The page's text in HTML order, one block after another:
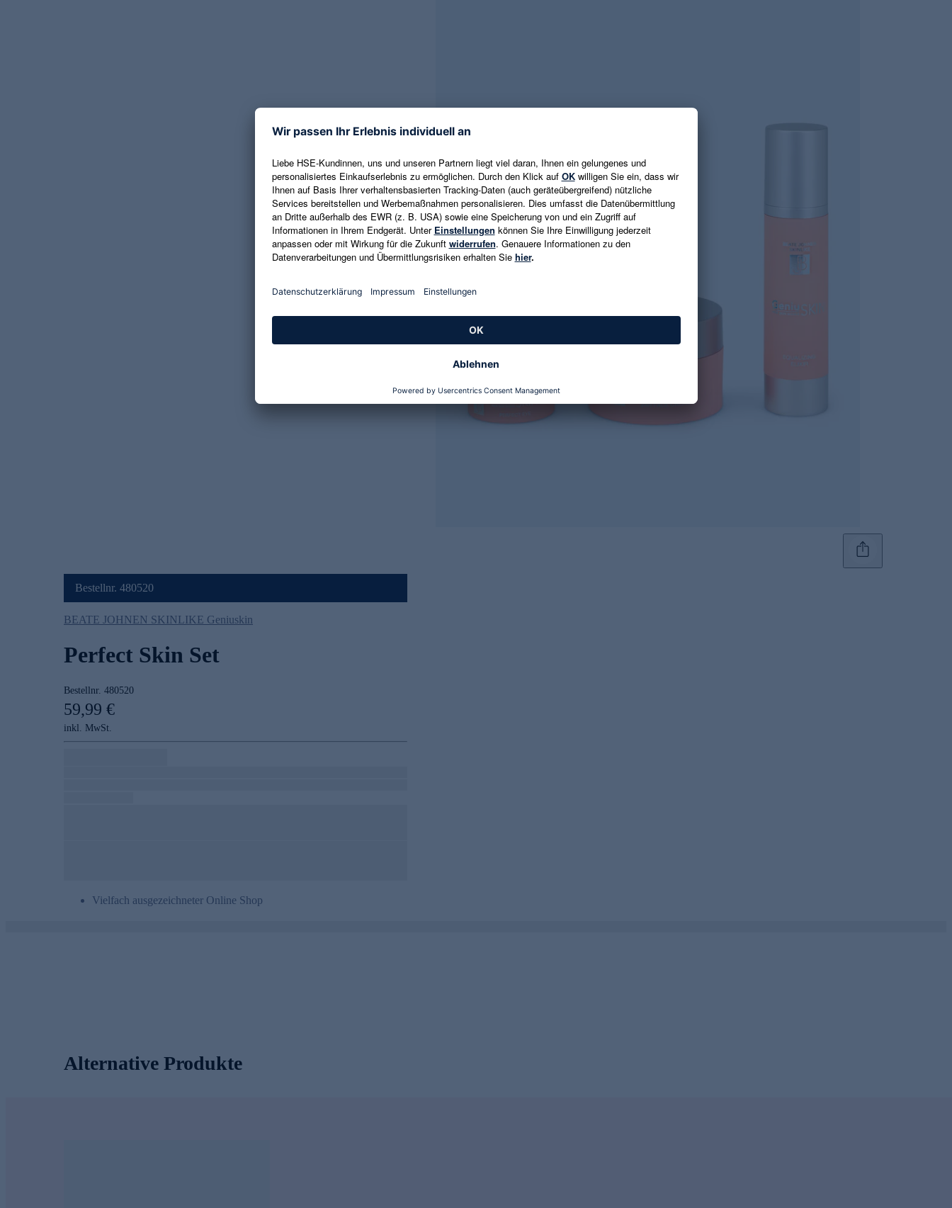
Bestellnr. 480520
BEATE JOHNEN SKINLIKE Geniuskin
Perfect Skin Set
Bestellnr. 480520
59,99 €
inkl. MwSt.
Vielfach ausgezeichneter Online Shop
Alternative Produkte